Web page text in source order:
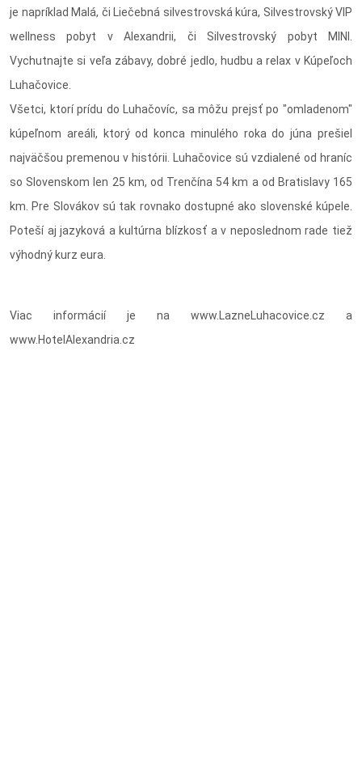
je napríklad Malá, či Liečebná silvestrovská kúra, Silvestrovský VIP
wellness pobyt v Alexandrii, či Silvestrovský pobyt MINI.
Vychutnajte si veľa zábavy, dobré jedlo, hudbu a relax v Kúpeľoch
Luhačovice.
Všetci, ktorí prídu do Luhačovíc, sa môžu prejsť po "omladenom"
kúpeľnom areáli, ktorý od konca minulého roka do júna prešiel
najväčšou premenou v histórii. Luhačovice sú vzdialené od hraníc
so Slovenskom len 25 km, od Trenčína 54 km a od Bratislavy 165
km. Pre Slovákov sú tak rovnako dostupné ako slovenské kúpele.
Poteší aj jazyková a kultúrna blízkosť a v neposlednom rade tiež
výhodný kurz eura.
Viac informácií je na www.LazneLuhacovice.cz a
www.HotelAlexandria.cz